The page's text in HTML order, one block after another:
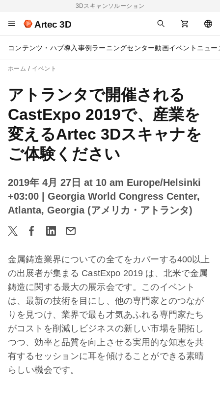
3Dスキャンソルーション
Artec 3D
コンテンツ・ハブ導入事例 ラーニングセンター動画イベント ニュー
ホーム イベント
アトランタで開催される
CastExpo 2019で、産業を
変えるArtec 3Dスキャナを
ご体験ください
2019年 4月 27日 at 10 am Europe/Helsinki
+03:00
| Georgia World Congress Center,
Atlanta, Georgia (アメリカ・アトランタ)
金属鋳造業界についての全てをカバーする400以上
の出展者が集まる CastExpo 2019 は、北米で金属
鋳造に関する最大の展示会です。このイベント
は、最新の技術を目にし、他の専門家とのつなが
りを見つけ、業界で最も才気あふれる専門家たち
がコストを削減しビジネスの新しい市場を開拓し
つつ、効率と品質を向上させる実用的な知恵を共
有するセッションに耳を傾けることができる素晴
らしい機会です。